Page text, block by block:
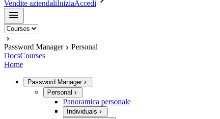
Vendite aziendaliIniziaAccedi
Password Manager
Personal
DocsCourses
Home
Password Manager
Personal
Panoramica personale
Individuals